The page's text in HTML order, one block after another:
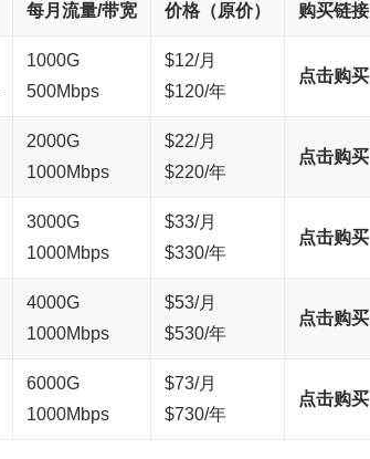
每月流量/带宽 价格（原价） 购买链接
1000G
500Mbps
$12/月
$120/年
点击购买
2000G
1000Mbps
$22/月
$220/年
点击购买
3000G
1000Mbps
$33/月
$330/年
点击购买
4000G
1000Mbps
$53/月
$530/年
点击购买
6000G
1000Mbps
$73/月
$730/年
点击购买